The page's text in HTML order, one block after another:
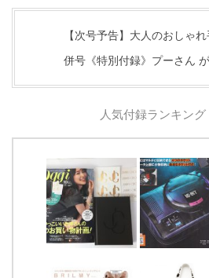
【次号予告】大人のおしゃ
併号《特別付録》プーさん
人気付録ランキング